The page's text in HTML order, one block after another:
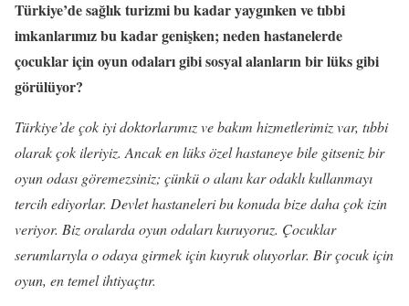
Türkiye’de sağlık turizmi bu kadar yaygınken ve tıbbi
imkanlarımız bu kadar genişken; neden hastanelerde
çocuklar için oyun odaları gibi sosyal alanların bir lüks gibi
görülüyor?
Türkiye’de çok iyi doktorlarımız ve bakım hizmetlerimiz var, tıbbi
olarak çok ileriyiz. Ancak en lüks özel hastaneye bile gitseniz bir
oyun odası göremezsiniz; çünkü o alanı kar odaklı kullanmayı
tercih ediyorlar. Devlet hastaneleri bu konuda bize daha çok izin
veriyor. Biz oralarda oyun odaları kuruyoruz. Çocuklar
serumlarıyla o odaya girmek için kuyruk oluyorlar. Bir çocuk için
oyun, en temel ihtiyaçtır.